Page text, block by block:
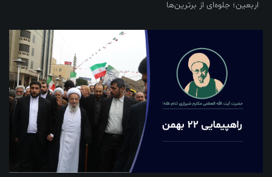
اربعین؛ جلوه‌ای از برترین‌ها